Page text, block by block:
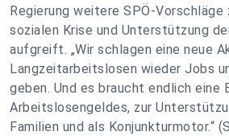
Regierung weitere SPÖ-
sozialen Krise und Unterstützung
aufgreift. „Wir schlagen eine neue
Langzeitarbeitslosen wieder Jobs
geben. Und es braucht endlich eine
Arbeitslosengeldes, zur
Familien und als Konjunkturmotor.“